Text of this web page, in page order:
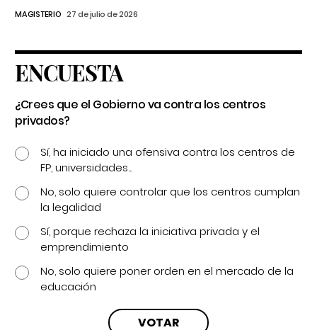
MAGISTERIO 27 de julio de 2026
ENCUESTA
¿Crees que el Gobierno va contra los centros
privados?
Sí, ha iniciado una ofensiva contra los centros de
FP, universidades...
No, solo quiere controlar que los centros cumplan
la legalidad
Sí, porque rechaza la iniciativa privada y el
emprendimiento
No, solo quiere poner orden en el mercado de la
educación